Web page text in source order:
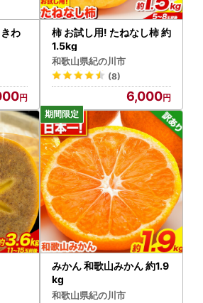
わ
柿 お試し用! たねなし柿 約
1.5kg
和歌山県紀の川市
(8)
6,000
みかん 和歌山みかん 約1.9
kg
和歌山県紀の川市